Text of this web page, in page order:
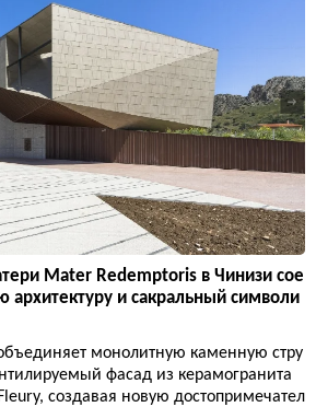
Mater Redemptoris в Чинизи сое
архитектуру и сакральный символи
монолитную каменную стру
фасад из керамогранита
создавая новую достопримечател